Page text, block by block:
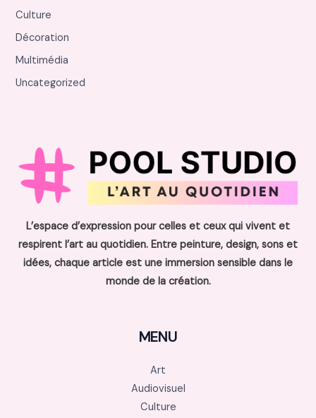
Culture
Décoration
Multimédia
Uncategorized
L’espace d’expression pour celles et ceux qui vivent et
respirent l’art au quotidien. Entre peinture, design, sons et
idées, chaque article est une immersion sensible dans le
monde de la création.
MENU
Art
Audiovisuel
Culture